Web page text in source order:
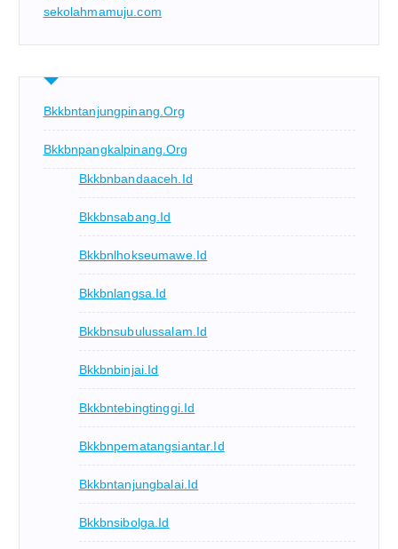
sekolahmamuju.com
Bkkbntanjungpinang.org
Bkkbnpangkalpinang.org
Bkkbnbandaaceh.id
Bkkbnsabang.id
Bkkbnlhokseumawe.id
Bkkbnlangsa.id
Bkkbnsubulussalam.id
Bkkbnbinjai.id
Bkkbntebingtinggi.id
Bkkbnpematangsiantar.id
Bkkbntanjungbalai.id
Bkkbnsibolga.id